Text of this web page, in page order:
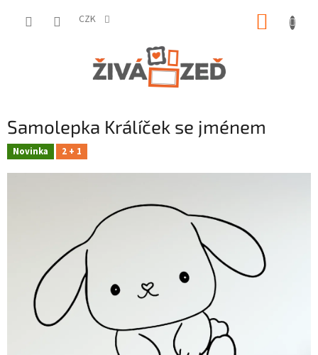
CZK
Samolepka Králíček se jménem
Novinka 2 + 1